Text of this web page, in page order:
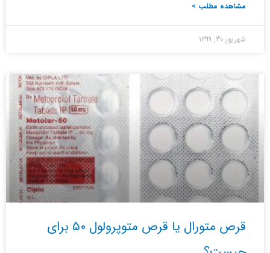
مشاهده مطلب >
شهریور 30, 1399
قرص متورال یا قرص متوپرولول ۵۰ برای